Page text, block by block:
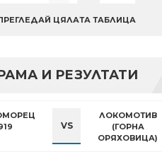
ЦЯЛАТА ТАБЛИЦА
И РЕЗУЛТАТИ
VS
ЛОКОМОТИВ
(ГОРНА
ОРЯХОВИЦА)